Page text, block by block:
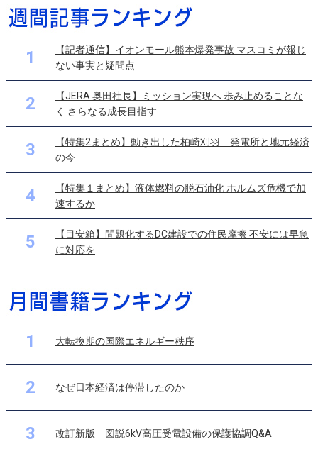
1
【記者通信】イオンモール熊本爆発事故 マスコミが報じ
ない事実と疑問点
2
【JERA 奥田社長】ミッション実現へ 歩み止めることな
く さらなる成長目指す
3
【特集2まとめ】動き出した柏崎刈羽 発電所と地元経済
の今
4
【特集１まとめ】液体燃料の脱石油化 ホルムズ危機で加
速するか
5
【目安箱】問題化するDC建設での住民摩擦 不安には早急
に対応を
1 大転換期の国際エネルギー秩序
2 なぜ日本経済は停滞したのか
3 改訂新版 図説6kV高圧受電設備の保護協調Q&A